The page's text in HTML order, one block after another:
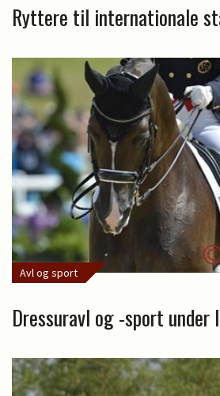
Ryttere til internationale
Avl og sport
Dressuravl og -sport under